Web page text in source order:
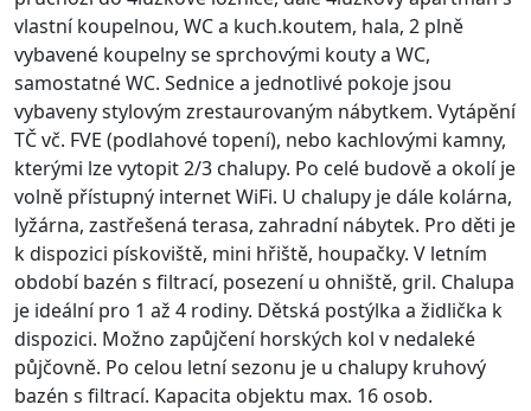
vlastní koupelnou, WC a kuch.koutem, hala, 2 plně
vybavené koupelny se sprchovými kouty a WC,
samostatné WC. Sednice a jednotlivé pokoje jsou
vybaveny stylovým zrestaurovaným nábytkem. Vytápění
TČ vč. FVE (podlahové topení), nebo kachlovými kamny,
kterými lze vytopit 2/3 chalupy. Po celé budově a okolí je
volně přístupný internet WiFi. U chalupy je dále kolárna,
lyžárna, zastřešená terasa, zahradní nábytek. Pro děti je
k dispozici pískoviště, mini hřiště, houpačky. V letním
období bazén s filtrací, posezení u ohniště, gril. Chalupa
je ideální pro 1 až 4 rodiny. Dětská postýlka a židlička k
dispozici. Možno zapůjčení horských kol v nedaleké
půjčovně. Po celou letní sezonu je u chalupy kruhový
bazén s filtrací. Kapacita objektu max. 16 osob.